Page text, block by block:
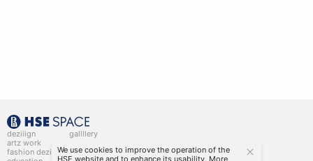
deziiign
artz work
fashion deziiign
gallllery
kiiids.art
We use cookies to improve the operation of the
HSE website and to enhance its usability. More